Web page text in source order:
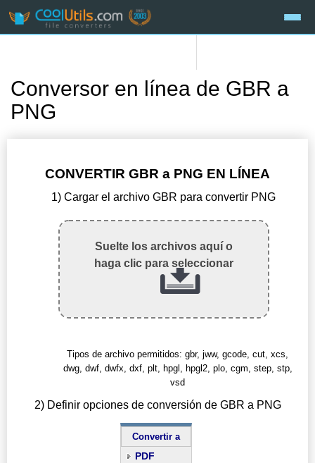
Conversor en línea de GBR a
PNG
CONVERTIR GBR a PNG EN LÍNEA
1) Cargar el archivo GBR para convertir PNG
Suelte los archivos aquí o
haga clic para seleccionar
Tipos de archivo permitidos: gbr, jww, gcode, cut, xcs,
dwg, dwf, dwfx, dxf, plt, hpgl, hpgl2, plo, cgm, step, stp,
vsd
2) Definir opciones de conversión de GBR a PNG
Convertir a
PDF